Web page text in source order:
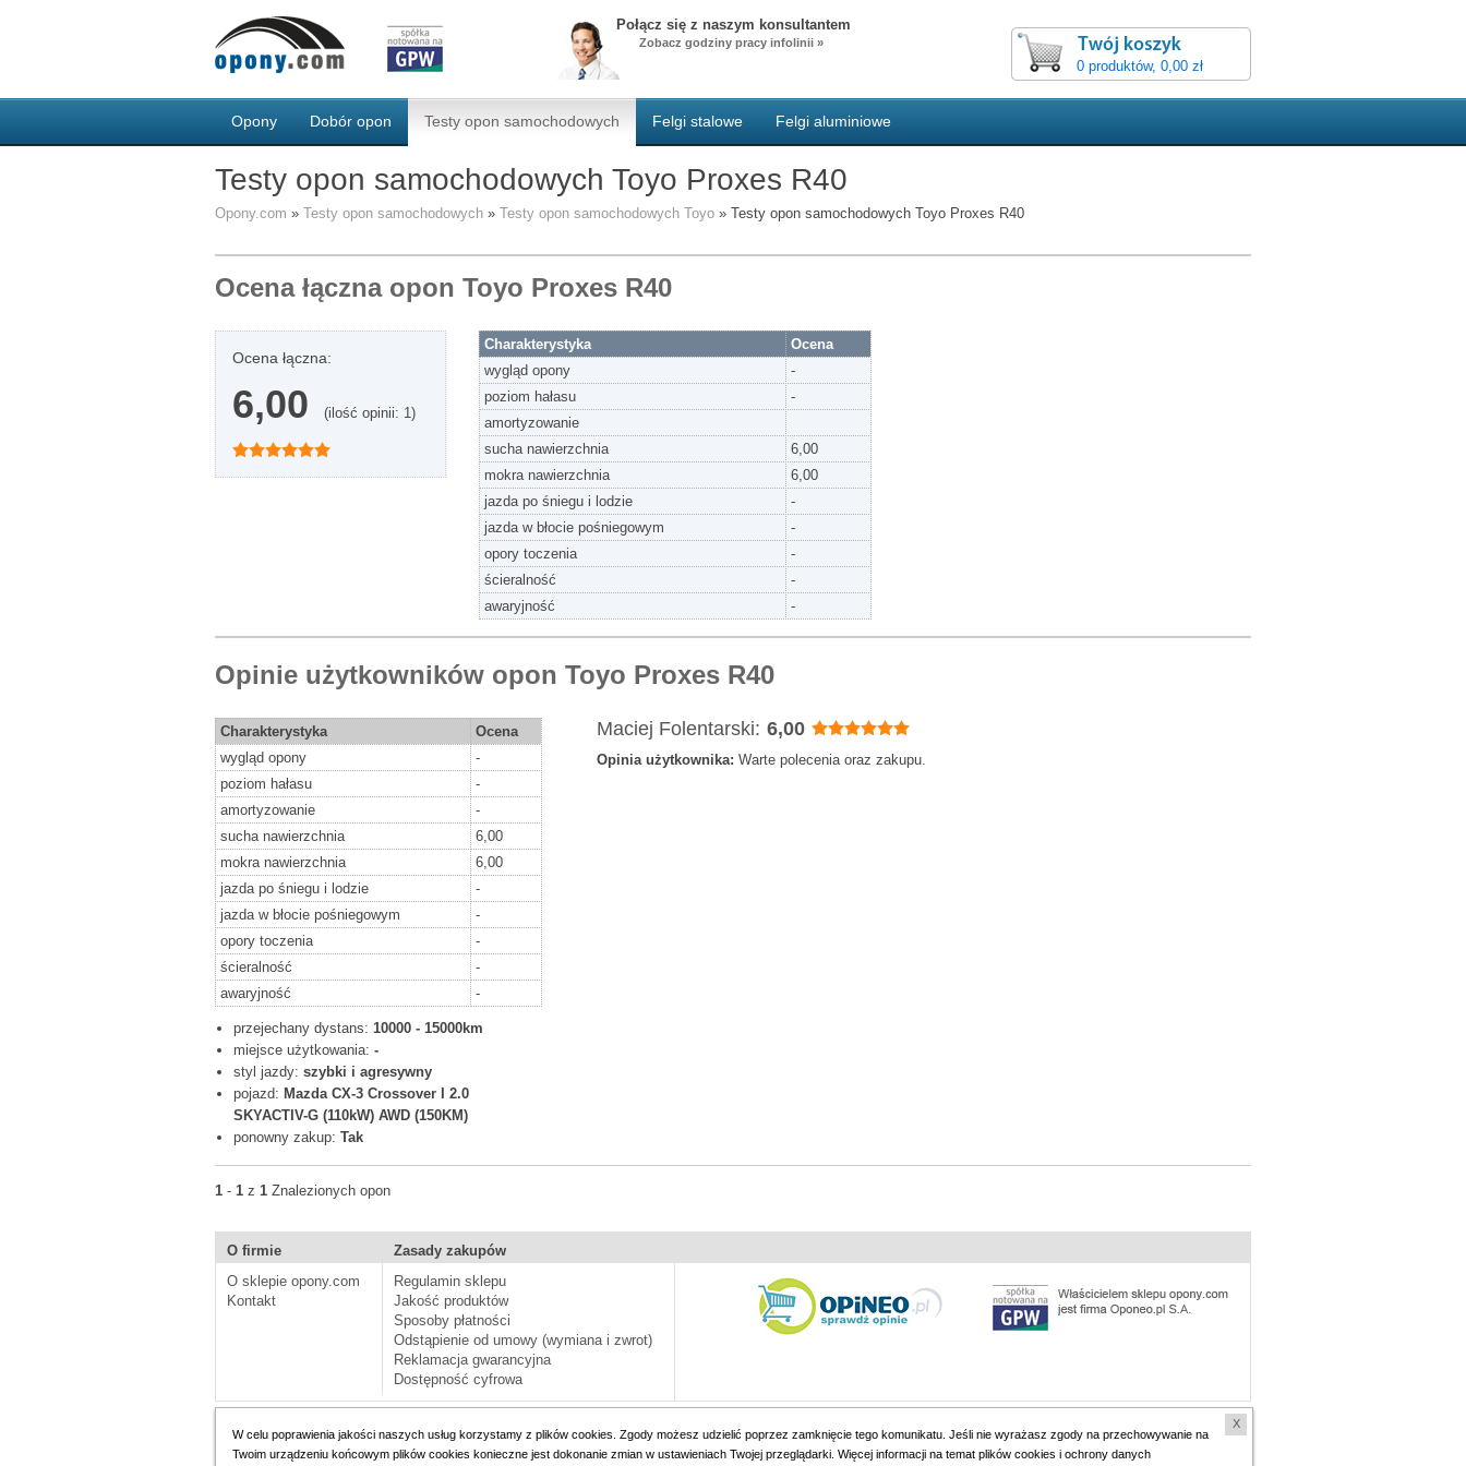
Połącz się z naszym konsultantem
Zobacz godziny pracy infolinii »
0 produktów, 0,00 zł
Opony Dobór opon Testy opon samochodowych Felgi stalowe Felgi aluminiowe
Testy opon samochodowych Toyo Proxes R40
Opony.com » Testy opon samochodowych » Testy opon samochodowych Toyo » Testy opon samochodowych Toyo Proxes R40
Ocena łączna opon Toyo Proxes R40
Ocena łączna:
6,00 (ilość opinii: 1)
Charakterystyka
Ocena
wygląd opony
-
poziom hałasu
-
amortyzowanie
sucha nawierzchnia
6,00
mokra nawierzchnia
6,00
jazda po śniegu i lodzie
-
jazda w błocie pośniegowym
-
opory toczenia
-
ścieralność
-
awaryjność
-
Opinie użytkowników opon Toyo Proxes R40
Charakterystyka
Ocena
wygląd opony
-
poziom hałasu
-
amortyzowanie
-
sucha nawierzchnia
6,00
mokra nawierzchnia
6,00
jazda po śniegu i lodzie
-
jazda w błocie pośniegowym
-
opory toczenia
-
ścieralność
-
awaryjność
-
przejechany dystans: 10000 - 15000km
miejsce użytkowania: -
styl jazdy: szybki i agresywny
pojazd: Mazda CX-3 Crossover I 2.0
SKYACTIV-G (110kW) AWD (150KM)
ponowny zakup: Tak
Maciej Folentarski: 6,00
Opinia użytkownika: Warte polecenia oraz zakupu.
1 - 1 z 1 Znalezionych opon
O firmie
O sklepie opony.com
Kontakt
Zasady zakupów
Regulamin sklepu
Jakość produktów
Sposoby płatności
Odstąpienie od umowy (wymiana i zwrot)
Reklamacja gwarancyjna
Dostępność cyfrowa
Copyright © 1999-2021 Opony.com Wszystkie prawa zastrzeżone
W celu poprawienia jakości naszych usług korzystamy z plików cookies. Zgody możesz udzielić poprzez zamknięcie tego komunikatu. Jeśli nie wyrażasz zgody na przechowywanie na
Twoim urządzeniu końcowym plików cookies konieczne jest dokonanie zmian w ustawieniach Twojej przeglądarki. Więcej informacji na temat plików cookies i ochrony danych
X